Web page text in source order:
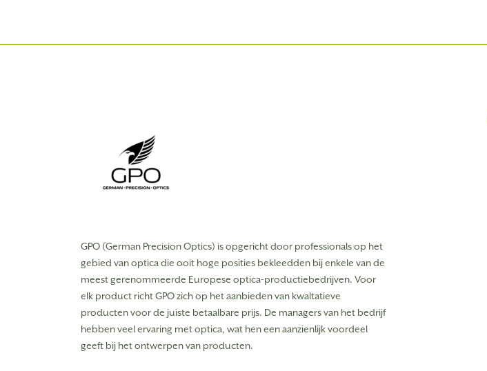
GPO (German Precision Optics) is opgericht door professionals op het
gebied van optica die ooit hoge posities bekleedden bij enkele van de
meest gerenommeerde Europese optica-productiebedrijven. Voor
elk product richt GPO zich op het aanbieden van kwaltatieve
producten voor de juiste betaalbare prijs. De managers van het bedrijf
hebben veel ervaring met optica, wat hen een aanzienlijk voordeel
geeft bij het ontwerpen van producten.